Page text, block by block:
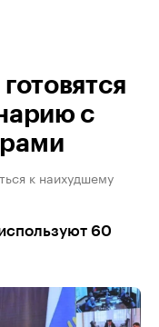
с
к наихудшему
60